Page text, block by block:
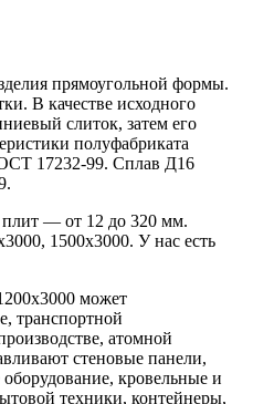
прямоугольной формы.
В качестве исходного
слиток, затем его
полуфабриката
17232-99. Сплав Д16
— от 12 до 320 мм.
1500x3000. У нас есть
может
транспортной
атомной
стеновые панели,
кровельные и
техники, контейнеры,